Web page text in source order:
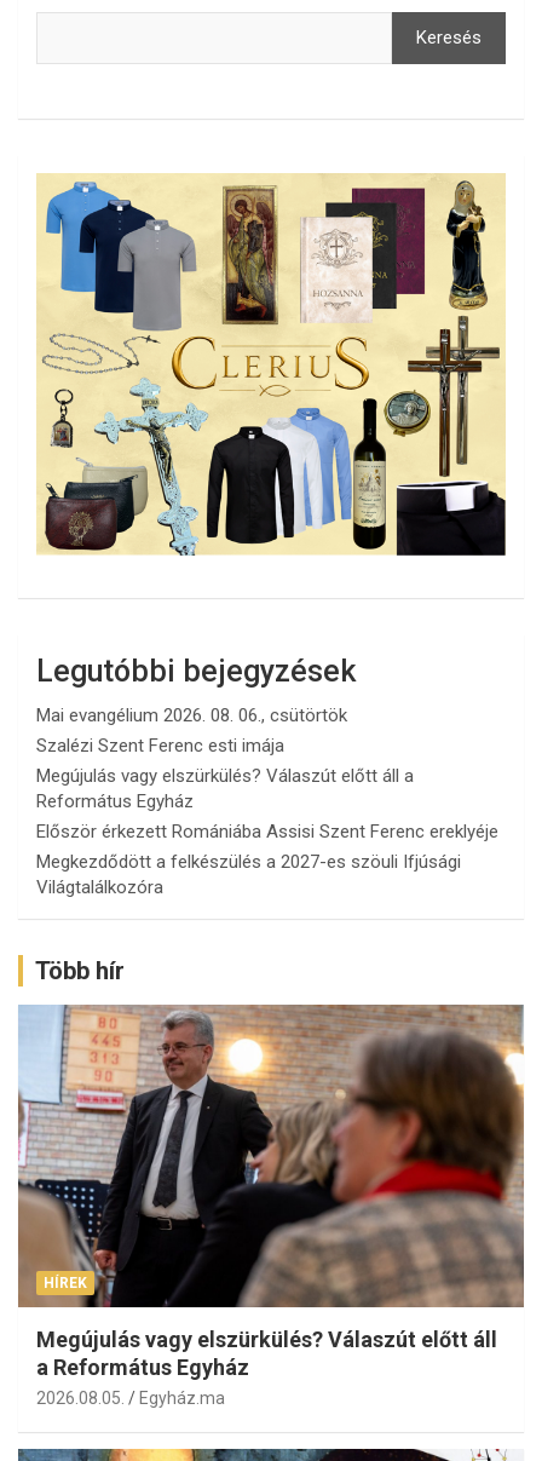
Keresés
Legutóbbi bejegyzések
Mai evangélium 2026. 08. 06., csütörtök
Szalézi Szent Ferenc esti imája
Megújulás vagy elszürkülés? Válaszút előtt áll a
Református Egyház
Először érkezett Romániába Assisi Szent Ferenc ereklyéje
Megkezdődött a felkészülés a 2027-es szöuli Ifjúsági
Világtalálkozóra
Több hír
HÍREK
Megújulás vagy elszürkülés? Válaszút előtt áll
a Református Egyház
2026.08.05. Egyház.ma